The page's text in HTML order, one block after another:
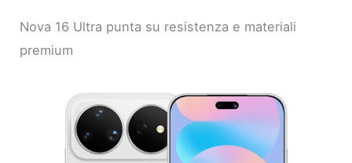
Nova 16 Ultra punta su resistenza e materiali
premium